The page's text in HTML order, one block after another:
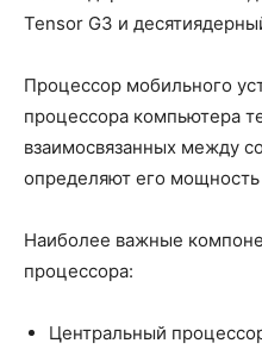
Tensor G3 и
Процессор мобильного
процессора компьютера
взаимосвязанных между
определяют его мощность
Наиболее важные
процессора:
Центральный